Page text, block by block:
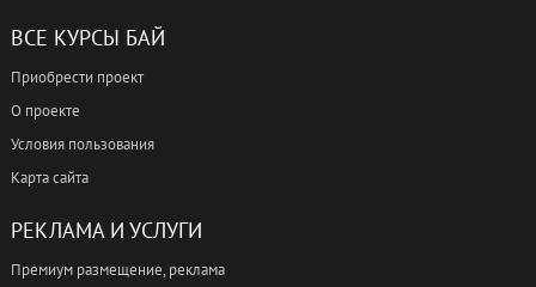
ВСЕ КУРСЫ БАЙ
Приобрести проект
О проекте
Условия пользования
Карта сайта
РЕКЛАМА И УСЛУГИ
Премиум размещение, реклама